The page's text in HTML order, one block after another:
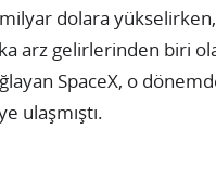
dolara
arz gelirlerinden biri
SpaceX, o
ulaşmıştı.